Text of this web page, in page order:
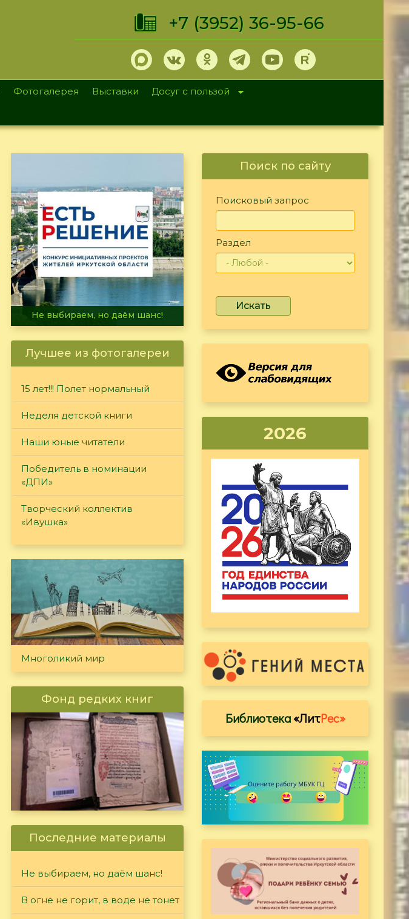
+7 (3952) 36-95-66
Фотогалерея Выставки
Досуг с пользой
В огне не горит, в воде не тонет
Лучшее из фотогалереи
15 лет!!! Полет нормальный
Неделя детской книги
Наши юные читатели
Победитель в номинации
«ДПИ»
Творческий коллектив
«Ивушка»
Многоликий мир
Фонд редких книг
Последние материалы
Не выбираем, но даём шанс!
В огне не горит, в воде не тонет
Поиск по сайту
Поисковый запрос
Раздел
Искать
2026
Библиотека«ЛитРес»